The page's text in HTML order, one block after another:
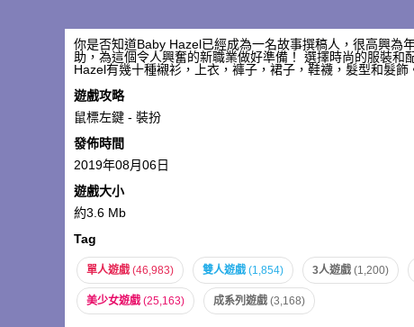
你是否知道Baby Hazel已經成為一名故事撰稿人，很高興為
助，為這個令人興奮的新職業做好準備！ 選擇時尚的服裝
Hazel有幾十種襯衫，上衣，褲子，裙子，鞋襪，髮型和髮飾
遊戲攻略
鼠標左鍵 - 裝扮
發佈時間
2019年08月06日
遊戲大小
約3.6 Mb
Tag
單人遊戲 (46,983) 雙人遊戲 (1,854) 3人遊戲 (1,200)
美少女遊戲 (25,163) 成系列遊戲 (3,168)